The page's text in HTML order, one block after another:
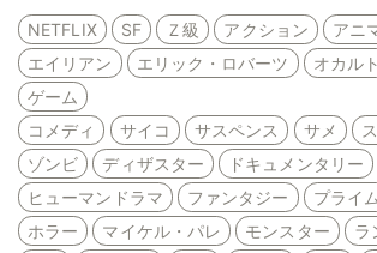
NETFLIX SF Ｚ級 アクション
アニ
エイリアン
エリック・ロバーツ オカルト
ゲーム
コメディ
サイコ サスペンス サメ
ゾンビ
ディザスター
ドキュメンタリー
ヒューマンドラマ
ファンタジー プライム
ホラー
マイケル・パレ モンスター ラ